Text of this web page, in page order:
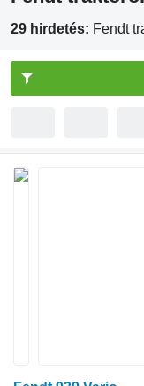
29 hirdetés: Fendt